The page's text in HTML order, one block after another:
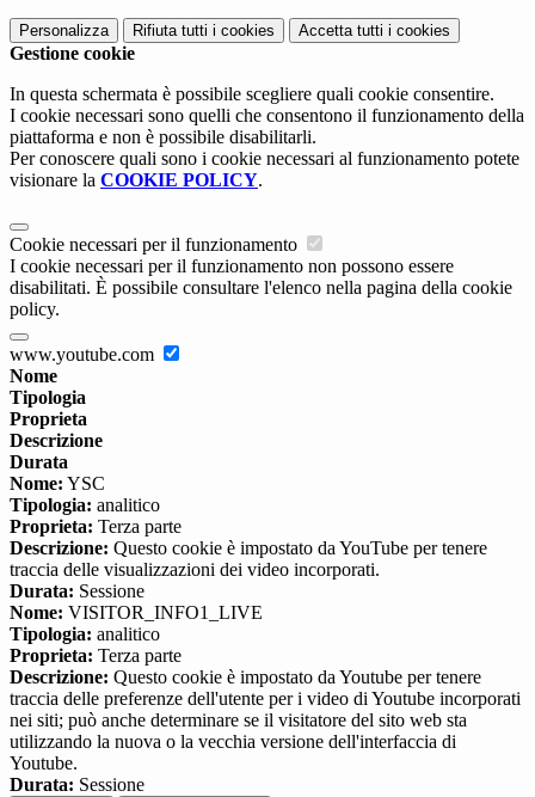
Personalizza Rifiuta tutti i cookies Accetta tutti i cookies
Gestione cookie
In questa schermata è possibile scegliere quali cookie consentire.
I cookie necessari sono quelli che consentono il funzionamento della
piattaforma e non è possibile disabilitarli.
Per conoscere quali sono i cookie necessari al funzionamento potete
visionare la COOKIE POLICY.
Cookie necessari per il funzionamento
I cookie necessari per il funzionamento non possono essere
disabilitati. È possibile consultare l'elenco nella pagina della cookie
policy.
www.youtube.com
Nome
Tipologia
Proprieta
Descrizione
Durata
Nome: YSC
Tipologia: analitico
Proprieta: Terza parte
Descrizione: Questo cookie è impostato da YouTube per tenere
traccia delle visualizzazioni dei video incorporati.
Durata: Sessione
Nome: VISITOR_INFO1_LIVE
Tipologia: analitico
Proprieta: Terza parte
Descrizione: Questo cookie è impostato da Youtube per tenere
traccia delle preferenze dell'utente per i video di Youtube incorporati
nei siti; può anche determinare se il visitatore del sito web sta
utilizzando la nuova o la vecchia versione dell'interfaccia di
Youtube.
Durata: Sessione